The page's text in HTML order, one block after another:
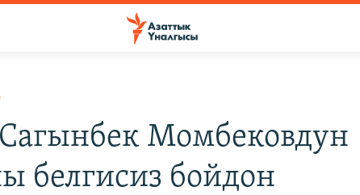
Момбековдун
белгисиз бойдон